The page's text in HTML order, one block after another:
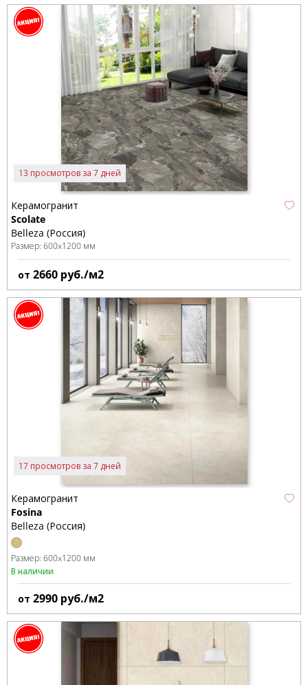
13 просмотров за 7 дней
Керамогранит
Scolate
Belleza (Россия)
Размер: 600x1200 мм
от 2660 руб./м2
17 просмотров за 7 дней
Керамогранит
Fosina
Belleza (Россия)
Размер: 600x1200 мм
В наличии
от 2990 руб./м2